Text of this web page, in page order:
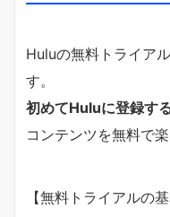
Huluの無料トライア
す。
初めてHuluに登録す
コンテンツを無料で楽
【無料トライアルの基